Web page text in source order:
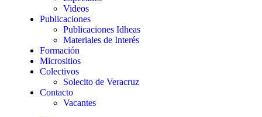
Videos
Publicaciones
Publicaciones Idheas
Materiales de Interés
Formación
Micrositios
Colectivos
Solecito de Veracruz
Contacto
Vacantes